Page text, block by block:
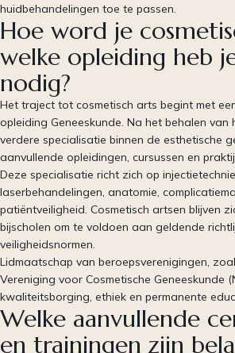
huidbehandelingen toe te passen.
Hoe word je
welke opleiding heb
nodig?
Het traject tot cosmetisch arts begint met
opleiding Geneeskunde. Na het behalen
verdere specialisatie binnen de esthetische
aanvullende opleidingen, cursussen en
Deze specialisatie richt zich op
laserbehandelingen, anatomie,
patiëntveiligheid. Cosmetisch artsen blijven
bijscholen om te voldoen aan geldende
veiligheidsnormen.
Lidmaatschap van beroepsverenigingen,
Vereniging voor Cosmetische Geneeskunde
kwaliteitsborging, ethiek en permanente
Welke aanvullende
en trainingen zijn